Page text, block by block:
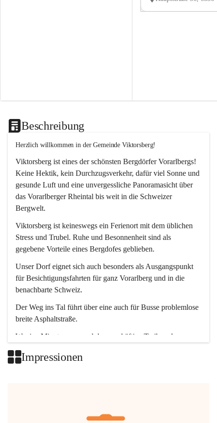
Beschreibung
Herzlich willkommen in der Gemeinde Viktorsberg!
Viktorsberg ist eines der schönsten Bergdörfer Vorarlbergs!
Keine Hektik, kein Durchzugsverkehr, dafür viel Sonne und
gesunde Luft und eine unvergessliche Panoramasicht über
das Vorarlberger Rheintal bis weit in die Schweizer
Bergwelt.
Viktorsberg ist keineswegs ein Ferienort mit dem üblichen
Stress und Trubel. Ruhe und Besonnenheit sind als
gegebene Vorteile eines Bergdofes geblieben.
Unser Dorf eignet sich auch besonders als Ausgangspunkt
für Besichtigungsfahrten für ganz Vorarlberg und in die
benachbarte Schweiz.
Der Weg ins Tal führt über eine auch für Busse problemlose
breite Asphaltstraße.
Wenige Minuten nur, und das geschäftige Treiben der
Impressionen